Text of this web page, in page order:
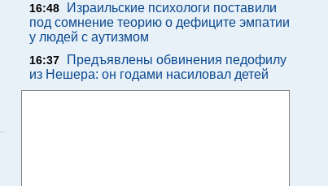
16:48
Израильские психологи поставили
под сомнение теорию о дефиците эмпатии
у людей с аутизмом
16:37
Предъявлены обвинения педофилу
из Нешера: он годами насиловал детей